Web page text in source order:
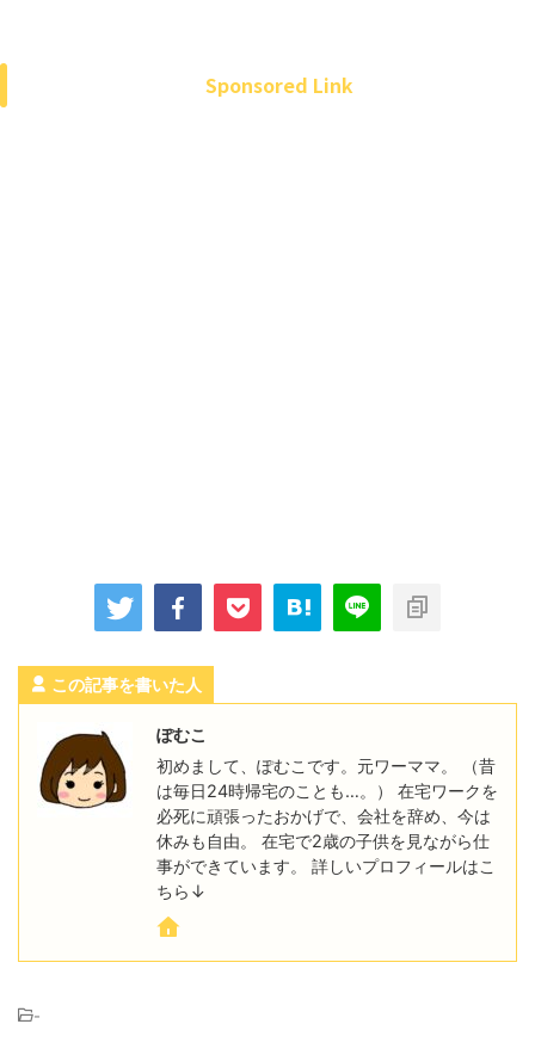
Sponsored Link
この記事を書いた人
ぽむこ
初めまして、ぽむこです。元ワーママ。 （昔
は毎日24時帰宅のことも…。） 在宅ワークを
必死に頑張ったおかげで、会社を辞め、今は
休みも自由。 在宅で2歳の子供を見ながら仕
事ができています。 詳しいプロフィールはこ
ちら↓
-